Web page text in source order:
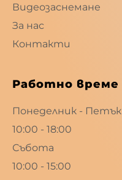
Видеозаснемане
За нас
Контакти
Работно време
Понеделник - Петък
10:00 - 18:00
Събота
10:00 - 15:00